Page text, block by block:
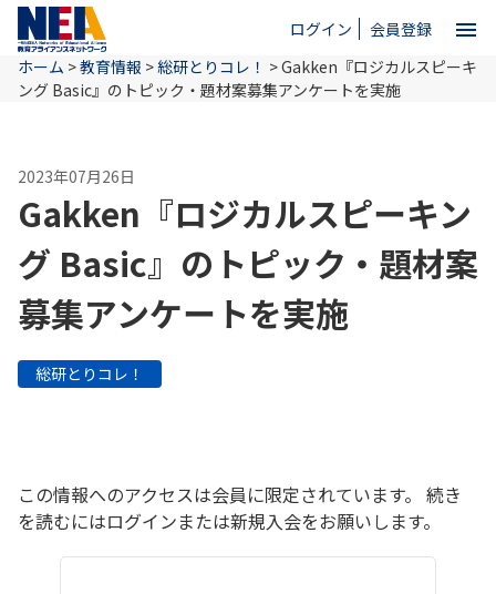
ログイン 会員登録 menu
ホーム
NEAとは
教育情報
お問い合わせ
ホーム >教育情報 >総研とりコレ！ >Gakken『ロジカルスピーキ
ング Basic』のトピック・題材案募集アンケートを実施
2023年07月26日
Gakken『ロジカルスピーキン
グ Basic』のトピック・題材案
募集アンケートを実施
総研とりコレ！
この情報へのアクセスは会員に限定されています。 続き
を読むにはログインまたは新規入会をお願いします。